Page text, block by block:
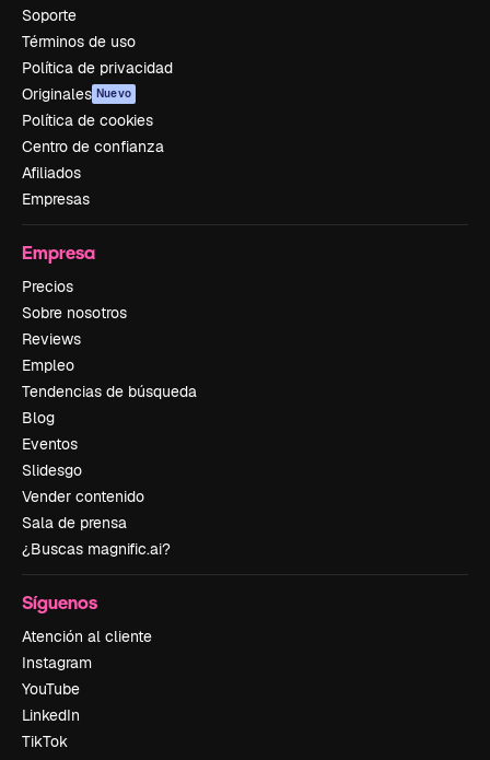
Soporte
Términos de uso
Política de privacidad
Originales Nuevo
Política de cookies
Centro de confianza
Afiliados
Empresas
Empresa
Precios
Sobre nosotros
Reviews
Empleo
Tendencias de búsqueda
Blog
Eventos
Slidesgo
Vender contenido
Sala de prensa
¿Buscas magnific.ai?
Síguenos
Atención al cliente
Instagram
YouTube
LinkedIn
TikTok